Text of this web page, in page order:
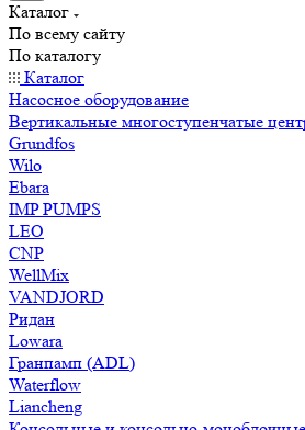
Каталог
По всему сайту
По каталогу
Каталог
Насосное оборудование
Вертикальные многоступенчатые
Grundfos
Wilo
Ebara
IMP PUMPS
LEO
CNP
WellMix
VANDJORD
Ридан
Lowara
Гранпамп (ADL)
Waterflow
Liancheng